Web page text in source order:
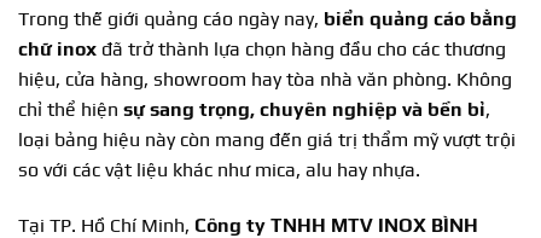
Trong thế giới quảng cáo ngày nay, biển quảng cáo bằng
chữ inox đã trở thành lựa chọn hàng đầu cho các thương
hiệu, cửa hàng, showroom hay tòa nhà văn phòng. Không
chỉ thể hiện sự sang trọng, chuyên nghiệp và bền bỉ,
loại bảng hiệu này còn mang đến giá trị thẩm mỹ vượt trội
so với các vật liệu khác như mica, alu hay nhựa.
Tại TP. Hồ Chí Minh, Công ty TNHH MTV INOX BÌNH